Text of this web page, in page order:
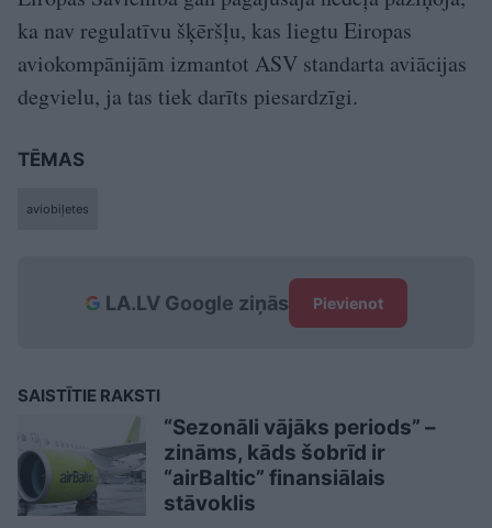
ka nav regulatīvu šķēršļu, kas liegtu Eiropas
aviokompānijām izmantot ASV standarta aviācijas
degvielu, ja tas tiek darīts piesardzīgi.
TĒMAS
aviobiļetes
LA.LV Google ziņās Pievienot
SAISTĪTIE RAKSTI
“Sezonāli vājāks periods” –
zināms, kāds šobrīd ir
“airBaltic” finansiālais
stāvoklis